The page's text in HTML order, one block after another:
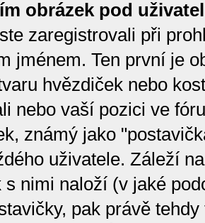
obrázek pod
zaregistrovali při
jménem. Ten první je
hvězdiček nebo
nebo vaší pozici ve
známý jako
uživatele. Záleží
s nimi naloží (v jaké
pak právě